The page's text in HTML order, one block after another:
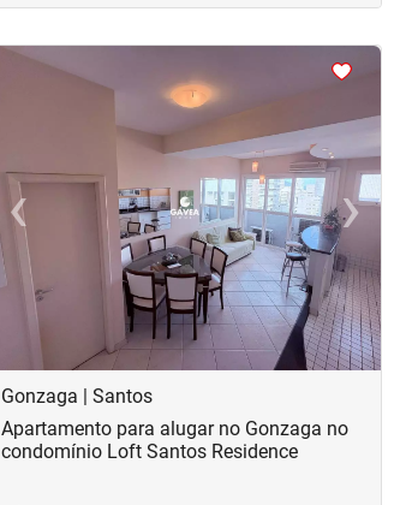
<<
‹Previous ›Next
Gonzaga | Santos
Apartamento para alugar no Gonzaga no
condomínio Loft Santos Residence